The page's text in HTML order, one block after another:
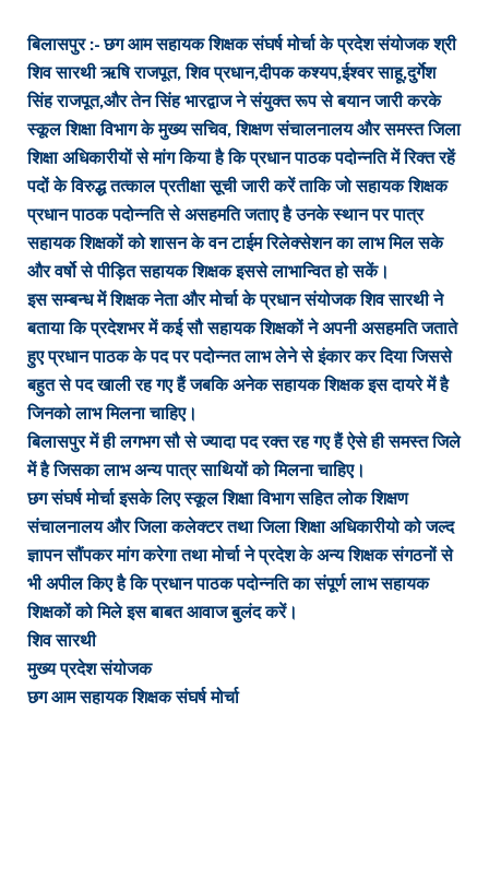
बिलासपुर :- छग आम सहायक शिक्षक संघर्ष मोर्चा के प्रदेश संयोजक श्री
शिव सारथी ऋषि राजपूत, शिव प्रधान,दीपक कश्यप,ईश्वर साहू,दुर्गेश
सिंह राजपूत,और तेन सिंह भारद्वाज ने संयुक्त रूप से बयान जारी करके
स्कूल शिक्षा विभाग के मुख्य सचिव, शिक्षण संचालनालय और समस्त जिला
शिक्षा अधिकारीयों से मांग किया है कि प्रधान पाठक पदोन्नति में रिक्त रहें
पदों के विरुद्ध तत्काल प्रतीक्षा सूची जारी करें ताकि जो सहायक शिक्षक
प्रधान पाठक पदोन्नति से असहमति जताए है उनके स्थान पर पात्र
सहायक शिक्षकों को शासन के वन टाईम रिलेक्सेशन का लाभ मिल सके
और वर्षो से पीड़ित सहायक शिक्षक इससे लाभान्वित हो सकें।
इस सम्बन्ध में शिक्षक नेता और मोर्चा के प्रधान संयोजक शिव सारथी ने
बताया कि प्रदेशभर में कई सौ सहायक शिक्षकों ने अपनी असहमति जताते
हुए प्रधान पाठक के पद पर पदोन्नत लाभ लेने से इंकार कर दिया जिससे
बहुत से पद खाली रह गए हैं जबकि अनेक सहायक शिक्षक इस दायरे में है
जिनको लाभ मिलना चाहिए।
बिलासपुर में ही लगभग सौ से ज्यादा पद रक्त रह गए हैं ऐसे ही समस्त जिले
में है जिसका लाभ अन्य पात्र साथियों को मिलना चाहिए।
छग संघर्ष मोर्चा इसके लिए स्कूल शिक्षा विभाग सहित लोक शिक्षण
संचालनालय और जिला कलेक्टर तथा जिला शिक्षा अधिकारीयो को जल्द
ज्ञापन सौंपकर मांग करेगा तथा मोर्चा ने प्रदेश के अन्य शिक्षक संगठनों से
भी अपील किए है कि प्रधान पाठक पदोन्नति का संपूर्ण लाभ सहायक
शिक्षकों को मिले इस बाबत आवाज बुलंद करें।
शिव सारथी
मुख्य प्रदेश संयोजक
छग आम सहायक शिक्षक संघर्ष मोर्चा